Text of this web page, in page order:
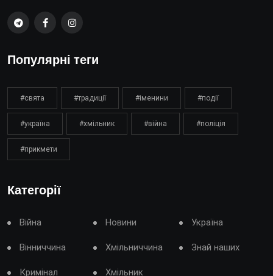
Популярні теги
#свята #традиції #іменини #події
#україна #хмільник #війна #поліція
#прикмети
Категорії
Війна Новини Україна
Вінниччина Хмільниччина Знай наших
Кримінал Хмільник